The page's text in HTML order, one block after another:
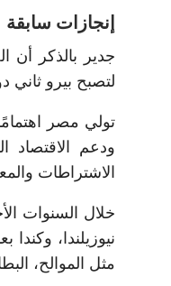
إنجازات سابقة
جدير بالذكر أن
لتصبح بيرو ثاني
تولي مصر اهتمامًا
ودعم الاقتصاد
الاشتراطات
خلال السنوات
نيوزيلندا،
مثل الموالح،